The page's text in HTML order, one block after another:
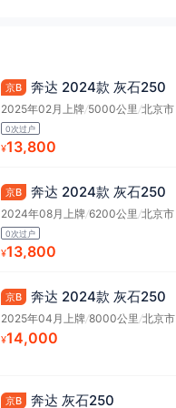
京B 奔达 2024款 灰石250
2025年02月上牌/5000公里 /北京市
0次过户
¥13,800
京B 奔达 2024款 灰石250
2024年08月上牌/6200公里 /北京市
0次过户
¥13,800
京B 奔达 2024款 灰石250
2025年04月上牌/8000公里 /北京市
¥14,000
京B 奔达 灰石250